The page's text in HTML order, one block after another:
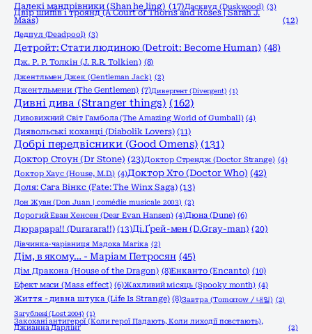
Далекі мандрівники (Shan he ling) (17)Дасквуд (Duskwood) (3)
Двір шипів і троянд (A Court of Thorns and Roses | Sarah J.
Maas) (12)
Дедпул (Deadpool) (3)
Детройт: Стати людиною (Detroit: Become Human) (48)
Дж. Р. Р. Толкін (J. R.R. Tolkien) (8)
Джентльмен Джек (Gentleman Jack) (2)
Джентльмени (The Gentlemen) (7)Дивергент (Divergent) (1)
Дивні дива (Stranger things) (162)
Дивовижний Світ Гамбола (The Amazing World of Gumball) (4)
Диявольські коханці (Diabolik Lovers) (11)
Добрі передвісники (Good Omens) (131)
Доктор Стоун (Dr Stone) (23)Доктор Стрендж (Doctor Strange) (4)
Доктор Хаус (House, M.D.) (4)Доктор Хто (Doctor Who) (42)
Доля: Сага Вінкс (Fate: The Winx Saga) (13)
Дон Жуан (Don Juan | comédie musicale 2003) (2)
Дорогий Еван Хенсен (Dear Evan Hansen) (4)Дюна (Dune) (6)
Дюрарара!! (Durarara!!) (13)Ді.Ґрей-мен (D.Gray-man) (20)
Дівчинка-чарівниця Мадока Магіка (2)
Дім, в якому… - Маріам Петросян (45)
Дім Дракона (House of the Dragon) (8)Енканто (Encanto) (10)
Ефект маси (Mass effect) (6)Жахливий місяць (Spooky month) (4)
Життя - дивна штука (Life Is Strange) (8)Завтра (Tomorrow / 내일) (2)
Загублені (Lost 2004) (1)
Закохані антигерої (Коли герої Падають, Коли лиходії повстають),
Джианна Дарлінґ
(2)